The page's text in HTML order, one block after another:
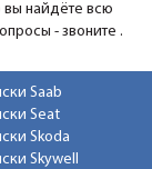
вы найдёте всю
- звоните .
Saab
Seat
Skoda
Skywell